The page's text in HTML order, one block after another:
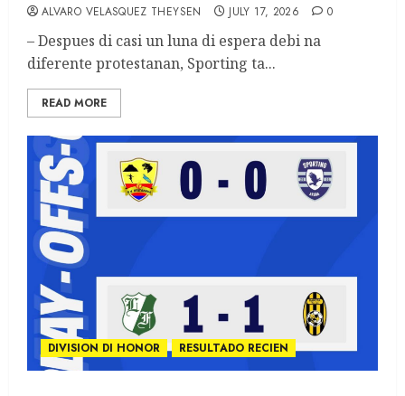
ALVARO VELASQUEZ THEYSEN JULY 17, 2026 0
– Despues di casi un luna di espera debi na
diferente protestanan, Sporting ta...
READ MORE
DIVISION DI HONOR RESULTADO RECIEN